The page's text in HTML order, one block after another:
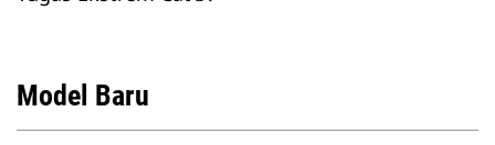
Model Baru